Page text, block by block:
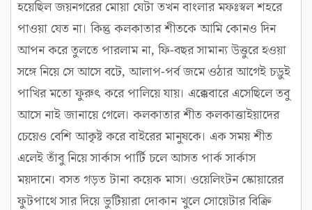
হয়েছিল জয়নগরের মোয়া যেটা তখন বাংলার মফঃস্বল শহরে
পাওয়া যেত না। কিন্তু কলকাতার শীতকে আমি কোনও দিন
আপন করে তুলতে পারলাম না, ফি-বছর সামান্য উত্তুরে হওয়া
সঙ্গে নিয়ে সে আসে বটে, আলাপ-পর্ব জমে ওঠার আগেই চড়ুই
পাখির মতো ফুরুৎ করে পালিয়ে যায়। এক্কেবারে এসেছিলে তবু
আসে নাই জানায়ে গেলে। কলকাতার শীত কলকাত্তাইয়াদের
চেয়েও বেশি আকৃষ্ট করে বাইরের মানুষকে। এক সময় শীত
এলেই তাঁবু নিয়ে সার্কাস পার্টি চলে আসত পার্ক সার্কাস
ময়দানে। বসত গড়ত টানা কয়েক মাস। ওয়েলিংটন স্কোয়ারের
ফুটপাথে সার দিয়ে ভুটিয়ারা দোকান খুলে সোয়েটার বিক্রি